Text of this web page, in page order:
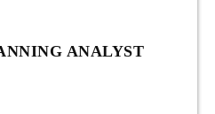
ANALYST